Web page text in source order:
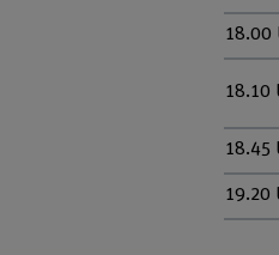
18.00
18.10
18.45
19.20